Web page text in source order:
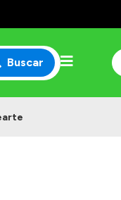
Buscar